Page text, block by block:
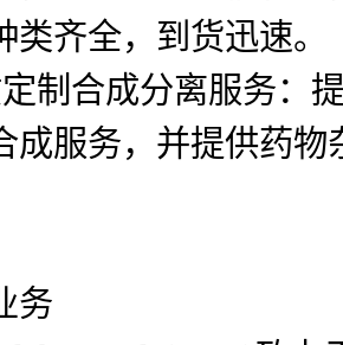
类齐全，到货迅速。
制合成分离服务：
成服务，并提供药
务